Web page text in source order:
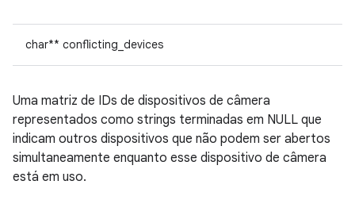
char** conflicting_devices
Uma matriz de IDs de dispositivos de câmera
representados como strings terminadas em NULL que
indicam outros dispositivos que não podem ser abertos
simultaneamente enquanto esse dispositivo de câmera
está em uso.